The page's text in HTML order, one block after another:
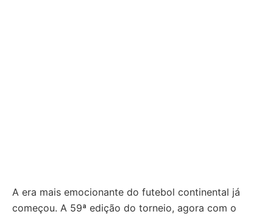
A era mais emocionante do futebol continental já
começou. A 59ª edição do torneio, agora com o